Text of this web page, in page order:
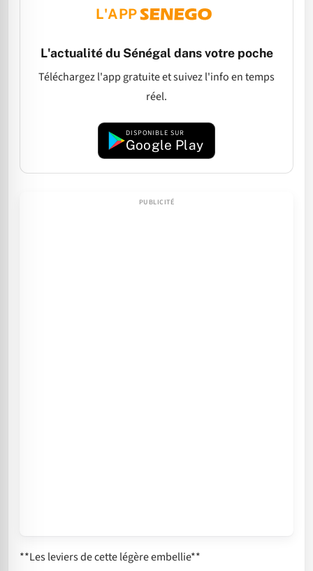
L'APP
L'actualité du Sénégal dans votre poche
Téléchargez l'app gratuite et suivez l'info en temps
réel.
DISPONIBLE SUR
Google Play
**Les leviers de cette légère embellie**